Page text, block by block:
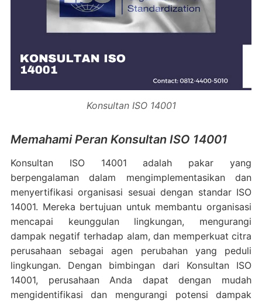
Konsultan ISO 14001
Memahami Peran Konsultan ISO 14001
Konsultan ISO 14001 adalah pakar yang
berpengalaman dalam mengimplementasikan dan
menyertifikasi organisasi sesuai dengan standar ISO
14001. Mereka bertujuan untuk membantu organisasi
mencapai keunggulan lingkungan, mengurangi
dampak negatif terhadap alam, dan memperkuat citra
perusahaan sebagai agen perubahan yang peduli
lingkungan. Dengan bimbingan dari Konsultan ISO
14001, perusahaan Anda dapat dengan mudah
mengidentifikasi dan mengurangi potensi dampak